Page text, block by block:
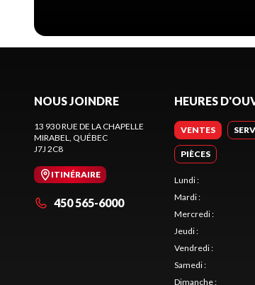
NOUS JOINDRE
13 930 RUE DE LA CHAPELLE
MIRABEL, QUÉBEC
J7J 2C8
ITINÉRAIRE
450 565-6000
HEURES
VENTES
PIÈCES
Lundi:
Mardi:
Mercredi:
Jeudi:
Vendredi:
Samedi:
Dimanche: